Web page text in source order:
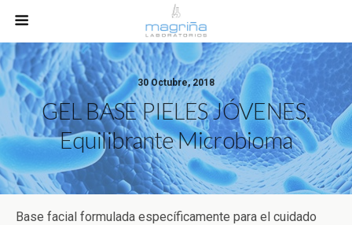
30 Octubre, 2018
GEL BASE PIELES JÓVENES,
Equilibrante Microbioma
Base facial formulada específicamente para el cuidado